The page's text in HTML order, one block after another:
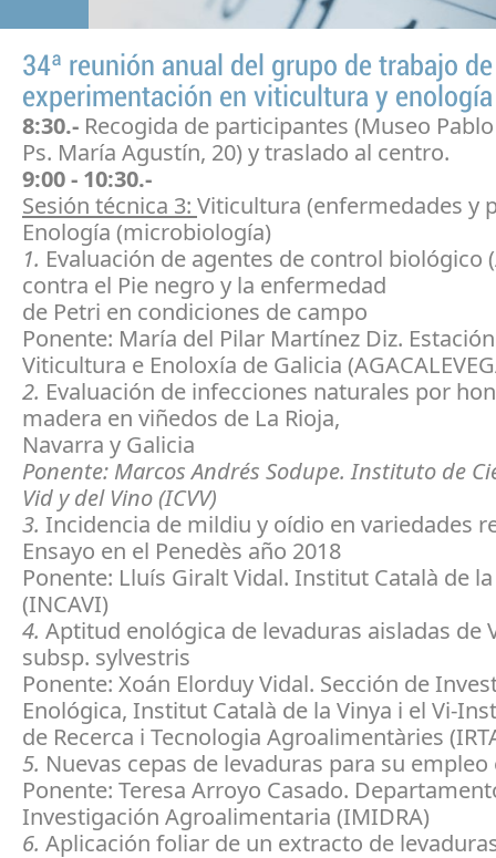
34ª reunión anual del grupo de trabajo de
experimentación en viticultura y enología
8:30.- Recogida de participantes (Museo
Ps. María Agustín, 20) y traslado al centro.
9:00 - 10:30.-
Sesión técnica 3: Viticultura (enfermedades y
Enología (microbiología)
1. Evaluación de agentes de control biológico
contra el Pie negro y la enfermedad
de Petri en condiciones de campo
Ponente: María del Pilar Martínez Diz.
Viticultura e Enoloxía de Galicia
2. Evaluación de infecciones naturales por
madera en viñedos de La Rioja,
Navarra y Galicia
Ponente: Marcos Andrés Sodupe. Instituto de
Vid y del Vino (ICVV)
3. Incidencia de mildiu y oídio en variedades
Ensayo en el Penedès año 2018
Ponente: Lluís Giralt Vidal. Institut Català de
(INCAVI)
4. Aptitud enológica de levaduras aisladas de
subsp. sylvestris
Ponente: Xoán Elorduy Vidal. Sección de
Enológica, Institut Català de la Vinya i el Vi-
de Recerca i Tecnologia Agroalimentàries
5. Nuevas cepas de levaduras para su
Ponente: Teresa Arroyo Casado.
Investigación Agroalimentaria (IMIDRA)
6. Aplicación foliar de un extracto de